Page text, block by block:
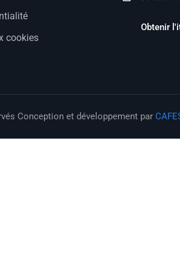
cookies
Obtenir
Conception et développement par